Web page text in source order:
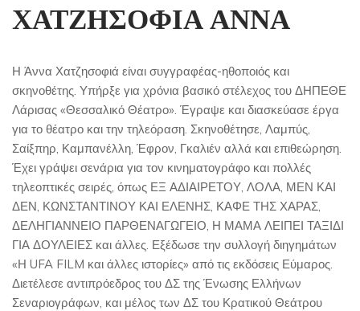
ΧΑΤΖΗΣΟΦΙΑ ΑΝΝΑ
Η Άννα Χατζησοφιά είναι συγγραφέας-ηθοποιός και
σκηνοθέτης. Υπήρξε για χρόνια βασικό στέλεχος του ΔΗΠΕΘΕ
Λάρισας «Θεσσαλικό Θέατρο». Έγραψε και διασκεύασε έργα
για το θέατρο και την τηλεόραση. Σκηνοθέτησε, Λαμπύς,
Σαίξπηρ, Καμπανέλλη, Έφρον, Γκαλιέν αλλά και επιθεώρηση.
Έχει γράψει σενάρια για τον κινηματογράφο και πολλές
τηλεοπτικές σειρές, όπως ΕΞ ΑΔΙΑΙΡΕΤΟΥ, ΛΟΛΑ, ΜΕΝ ΚΑΙ
ΔΕΝ, ΚΩΝΣΤΑΝΤΙΝΟΥ ΚΑΙ ΕΛΕΝΗΣ, ΚΑΦΕ ΤΗΣ ΧΑΡΑΣ,
ΔΕΛΗΓΙΑΝΝΕΙΟ ΠΑΡΘΕΝΑΓΩΓΕΙΟ, Η ΜΑΜΑ ΛΕΙΠΕΙ ΤΑΞΙΔΙ
ΓΙΑ ΔΟΥΛΕΙΕΣ και άλλες. Εξέδωσε την συλλογή διηγημάτων
«Η UFA FILM και άλλες ιστορίες» από τις εκδόσεις Εύμαρος.
Διετέλεσε αντιπρόεδρος του ΔΣ της Ένωσης Ελλήνων
Σεναριογράφων, και μέλος των ΔΣ του Κρατικού Θεάτρου